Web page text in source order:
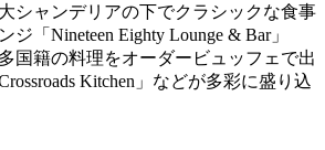
シャンデリアの下でクラシックな食事
「Nineteen Eighty Lounge & Bar」
国籍の料理をオーダービュッフェで出
Kitchen」などが多彩に盛り込